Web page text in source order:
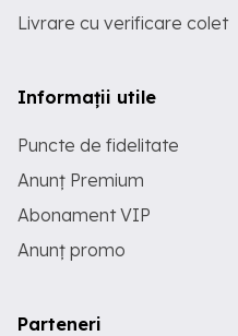
Livrare cu verificare colet
Informații utile
Puncte de fidelitate
Anunț Premium
Abonament VIP
Anunț promo
Parteneri